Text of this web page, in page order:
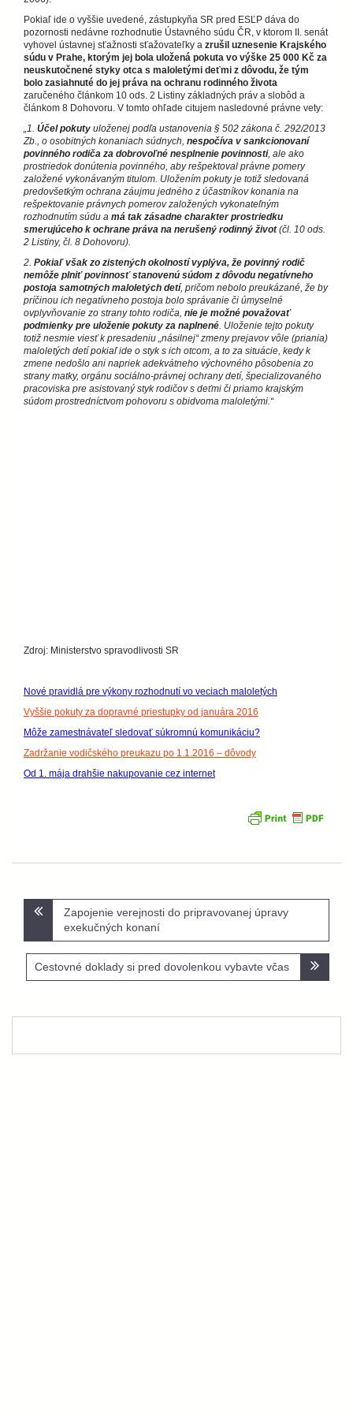
Pokiaľ ide o vyššie uvedené, zástupkyňa SR pred ESĽP dáva do
pozornosti nedávne rozhodnutie Ústavného súdu ČR, v ktorom II. senát
vyhovel ústavnej sťažnosti sťažovateľky a zrušil uznesenie Krajského
súdu v Prahe, ktorým jej bola uložená pokuta vo výške 25 000 Kč za
neuskutočnené styky otca s maloletými deťmi z dôvodu, že tým
bolo zasiahnuté do jej práva na ochranu rodinného života
zaručeného článkom 10 ods. 2 Listiny základných práv a slobôd a
článkom 8 Dohovoru. V tomto ohľade citujem nasledovné právne vety:
„1. Účel pokuty uloženej podľa ustanovenia § 502 zákona č. 292/2013
Zb., o osobitných konaniach súdnych, nespočíva v sankcionovaní
povinného rodiča za dobrovoľné nesplnenie povinnosti, ale ako
prostriedok donútenia povinného, aby rešpektoval právne pomery
založené vykonávaným titulom. Uložením pokuty je totiž sledovaná
predovšetkým ochrana záujmu jedného z účastníkov konania na
rešpektovanie právnych pomerov založených vykonateľným
rozhodnutím súdu a má tak zásadne charakter prostriedku
smerujúceho k ochrane práva na nerušený rodinný život(čl. 10 ods.
2 Listiny, čl. 8 Dohovoru).
2. Pokiaľ však zo zistených okolností vyplýva, že povinný rodič
nemôže plniť povinnosť stanovenú súdom z dôvodu negatívneho
postoja samotných maloletých detí, pričom nebolo preukázané, že by
príčinou ich negatívneho postoja bolo správanie či úmyselné
ovplyvňovanie zo strany tohto rodiča, nie je možné považovať
podmienky pre uloženie pokuty za naplnené. Uloženie tejto pokuty
totiž nesmie viesť k presadeniu „násilnej“ zmeny prejavov vôle (priania)
maloletých detí pokiaľ ide o styk s ich otcom, a to za situácie, kedy k
zmene nedošlo ani napriek adekvátneho výchovného pôsobenia zo
strany matky, orgánu sociálno-právnej ochrany detí, špecializovaného
pracoviska pre asistovaný styk rodičov s deťmi či priamo krajským
súdom prostredníctvom pohovoru s obidvoma maloletými.“
Zdroj: Ministerstvo spravodlivosti SR
Nové pravidlá pre výkony rozhodnutí vo veciach maloletých
Vyššie pokuty za dopravné priestupky od januára 2016
Môže zamestnávateľ sledovať súkromnú komunikáciu?
Zadržanie vodičského preukazu po 1.1.2016 – dôvody
Od 1. mája drahšie nakupovanie cez internet
Navigácia
článku
Zapojenie verejnosti do pripravovanej úpravy
exekučných konaní
Cestovné doklady si pred dovolenkou vybavte včas